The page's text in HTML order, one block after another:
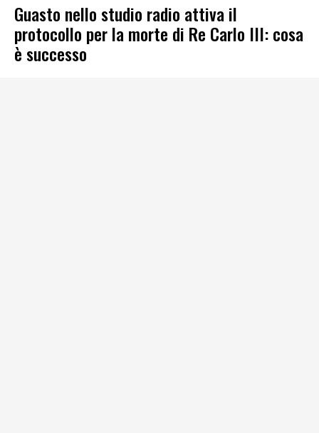
Guasto nello studio radio attiva il
protocollo per la morte di Re Carlo III: cosa
è successo